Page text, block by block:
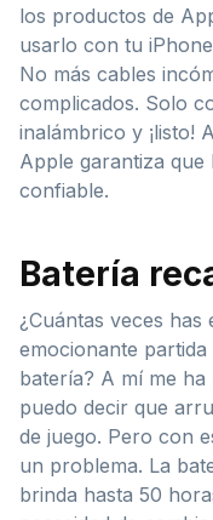
los productos de
usarlo con tu
No más cables
complicados. Solo
inalámbrico y ¡listo!
Apple garantiza que
confiable.
Batería
¿Cuántas veces has
emocionante
batería? A mí me
puedo decir que
de juego. Pero con
un problema. La
brinda hasta 50